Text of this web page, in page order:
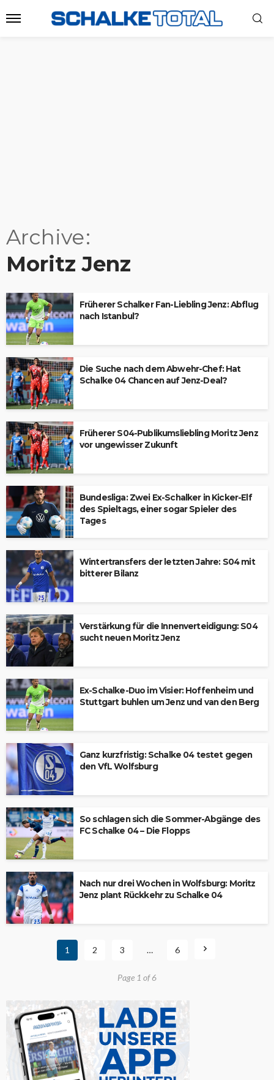
Archive
Moritz Jenz
Früherer Schalker Fan-Liebling Jenz: Abflug
nach Istanbul?
Die Suche nach dem Abwehr-Chef: Hat
Schalke 04 Chancen auf Jenz-Deal?
Früherer S04-Publikumsliebling Moritz Jenz
vor ungewisser Zukunft
Bundesliga: Zwei Ex-Schalker in Kicker-Elf
des Spieltags, einer sogar Spieler des
Tages
Wintertransfers der letzten Jahre: S04 mit
bitterer Bilanz
Verstärkung für die Innenverteidigung: S04
sucht neuen Moritz Jenz
Ex-Schalke-Duo im Visier: Hoffenheim und
Stuttgart buhlen um Jenz und van den Berg
Ganz kurzfristig: Schalke 04 testet gegen
den VfL Wolfsburg
So schlagen sich die Sommer-Abgänge des
FC Schalke 04 – Die Flopps
Nach nur drei Wochen in Wolfsburg: Moritz
Jenz plant Rückkehr zu Schalke 04
1 2 3 … 6
Page 1 of 6